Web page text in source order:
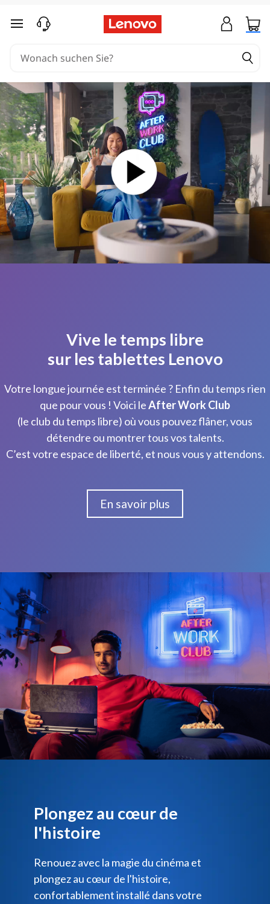
zum Hauptinhalt springen
Vive le temps libre
sur les tablettes Lenovo
Votre longue journée est terminée ? Enfin du temps rien
que pour vous ! Voici leAfter Work Club
(le club du temps libre) où vous pouvez flâner, vous
détendre ou montrer tous vos talents.
C’est votre espace de liberté, et nous vous y attendons.
En savoir plus
Plongez au cœur de
l'histoire
Renouez avec la magie du cinéma et
plongez au cœur de l'histoire,
confortablement installé dans votre